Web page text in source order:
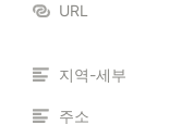
URL
지역-세부
주소